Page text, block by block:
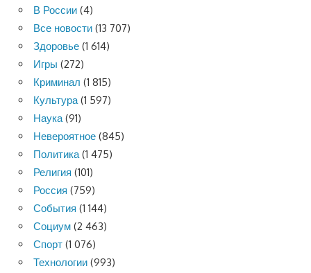
В России (4)
Все новости (13 707)
Здоровье (1 614)
Игры (272)
Криминал (1 815)
Культура(1 597)
Наука(91)
Невероятное (845)
Политика(1 475)
Религия (101)
Россия (759)
События (1 144)
Социум (2 463)
Спорт (1 076)
Технологии (993)